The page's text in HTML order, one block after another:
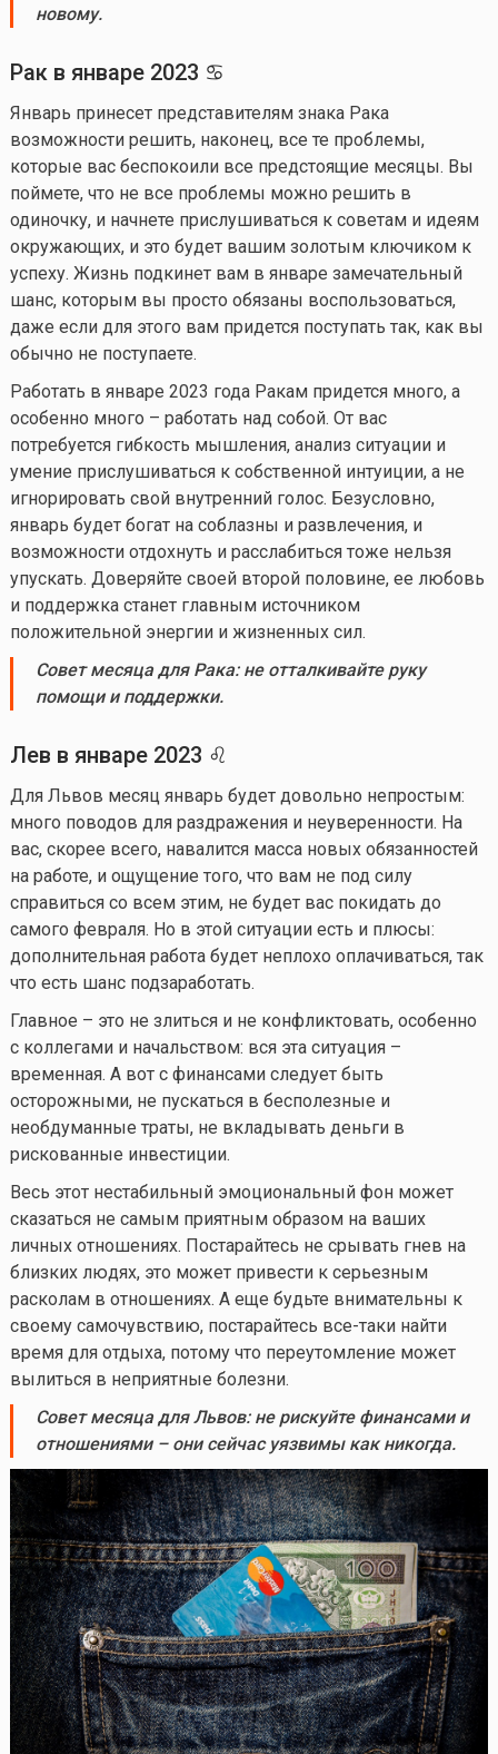
новому.
Рак в январе2023 ♋
Январь принесет представителям знака Рака
возможности решить, наконец, все те проблемы,
которые вас беспокоили все предстоящие месяцы. Вы
поймете, что не все проблемы можно решить в
одиночку, и начнете прислушиваться к советам и идеям
окружающих, и это будет вашим золотым ключиком к
успеху. Жизнь подкинет вам в январе замечательный
шанс, которым вы просто обязаны воспользоваться,
даже если для этого вам придется поступать так, как вы
обычно не поступаете.
Работать в январе 2023 года Ракам придется много, а
особенно много – работать над собой. От вас
потребуется гибкость мышления, анализ ситуации и
умение прислушиваться к собственной интуиции, а не
игнорировать свой внутренний голос. Безусловно,
январь будет богат на соблазны и развлечения, и
возможности отдохнуть и расслабиться тоже нельзя
упускать. Доверяйте своей второй половине, ее любовь
и поддержка станет главным источником
положительной энергии и жизненных сил.
Совет месяца для Рака: не отталкивайте руку
помощи и поддержки.
Лев в январе2023 ♌
Для Львов месяц январь будет довольно непростым:
много поводов для раздражения и неуверенности. На
вас, скорее всего, навалится масса новых обязанностей
на работе, и ощущение того, что вам не под силу
справиться со всем этим, не будет вас покидать до
самого февраля. Но в этой ситуации есть и плюсы:
дополнительная работа будет неплохо оплачиваться, так
что есть шанс подзаработать.
Главное – это не злиться и не конфликтовать, особенно
с коллегами и начальством: вся эта ситуация –
временная. А вот с финансами следует быть
осторожными, не пускаться в бесполезные и
необдуманные траты, не вкладывать деньги в
рискованные инвестиции.
Весь этот нестабильный эмоциональный фон может
сказаться не самым приятным образом на ваших
личных отношениях. Постарайтесь не срывать гнев на
близких людях, это может привести к серьезным
расколам в отношениях. А еще будьте внимательны к
своему самочувствию, постарайтесь все-таки найти
время для отдыха, потому что переутомление может
вылиться в неприятные болезни.
Совет месяца для Львов: не рискуйте финансами и
отношениями – они сейчас уязвимы как никогда.